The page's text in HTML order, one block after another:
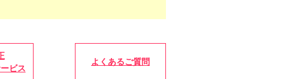
ビス
よくあるご質問